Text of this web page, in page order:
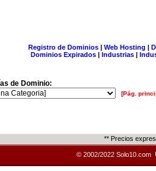
Registro de Dominios| Web Hosting |
Dominios Expirados | Industrias |
de Dominio:
[Pág.
** Precios
© 2002/2022 Solo10.com